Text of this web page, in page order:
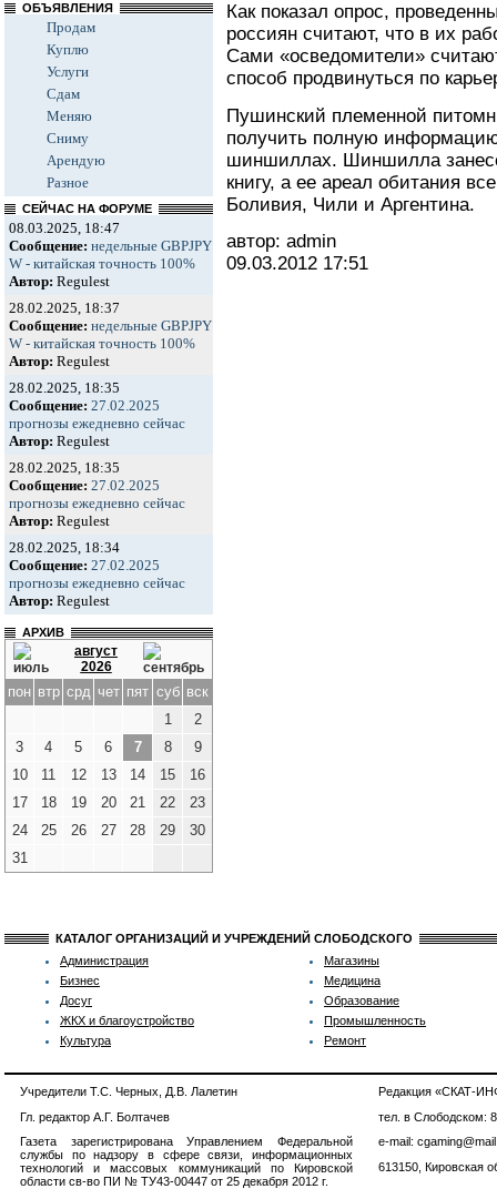
ОБЪЯВЛЕНИЯ
Продам
Куплю
Услуги
Сдам
Меняю
Сниму
Арендую
Разное
СЕЙЧАС НА ФОРУМЕ
08.03.2025, 18:47
Сообщение: недельные GBPJPY
W - китайская точность 100%
Автор: Regulest
28.02.2025, 18:37
Сообщение: недельные GBPJPY
W - китайская точность 100%
Автор: Regulest
28.02.2025, 18:35
Сообщение: 27.02.2025
прогнозы ежедневно сейчас
Автор: Regulest
28.02.2025, 18:35
Сообщение: 27.02.2025
прогнозы ежедневно сейчас
Автор: Regulest
28.02.2025, 18:34
Сообщение: 27.02.2025
прогнозы ежедневно сейчас
Автор: Regulest
АРХИВ
август
2026
пон втр срд чет пят суб вск
1
2
3
4 5 6 7 8
9
10
11 12 13 14 15
16
17
18 19 20 21 22
23
24
25 26 27 28 29
30
31
Как показал опрос,
россиян считают, что в их
Сами «осведомители»
способ продвинуться по
Пушинский племенной
получить полную
шиншиллах. Шиншилла
книгу, а ее ареал обитания
Боливия, Чили и Аргентина.
автор: admin
09.03.2012 17:51
КАТАЛОГ ОРГАНИЗАЦИЙ И УЧРЕЖДЕНИЙ СЛОБОДСКОГО
Администрация
Бизнес
Досуг
ЖКХ и благоустройство
Культура
Магазины
Медицина
Образование
Промышленность
Ремонт
Учредители Т.С. Черных, Д.В. Лалетин
Гл. редактор А.Г. Болтачев
Газета зарегистрирована Управлением Федеральной
службы по надзору в сфере связи, информационных
технологий и массовых коммуникаций по Кировской
области св-во ПИ № ТУ43-00447 от 25 декабря 2012 г.
Редакция «СКАТ-
тел. в Слободском:
e-mail:
613150, Кировская